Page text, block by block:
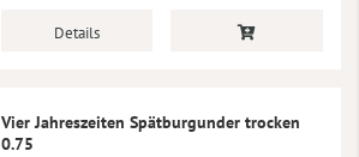
Details
Vier Jahreszeiten Spätburgunder trocken
0.75